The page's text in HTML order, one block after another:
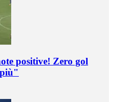
positive! Zero gol